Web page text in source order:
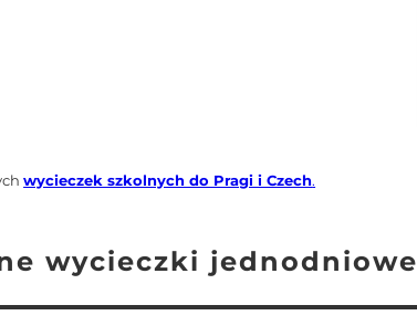
wycieczek szkolnych do Pragi i Czech.
wycieczki jednodniowe